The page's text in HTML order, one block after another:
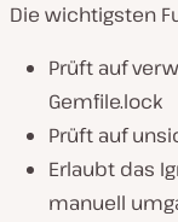
Die wichtigsten
Prüft auf
Gemfile.lock
Prüft auf
Erlaubt das
manuell